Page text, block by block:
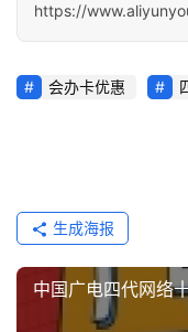
https://
会办卡优惠
生成海报
中国广电四代网络